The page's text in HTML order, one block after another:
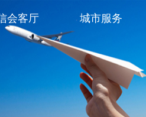
会客厅 城市服务